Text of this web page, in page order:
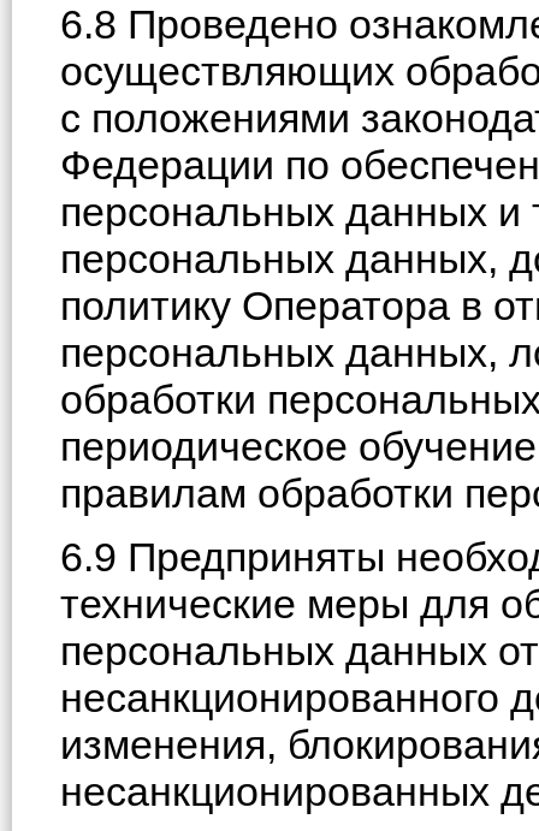
6.8 Проведено
осуществляющих
с положениями
Федерации по
персональных данных и
персональных данных,
политику Оператора в
персональных данных,
обработки
периодическое
правилам обработки
6.9 Предприняты
технические меры для
персональных данных
несанкционированного
изменения,
несанкционированных